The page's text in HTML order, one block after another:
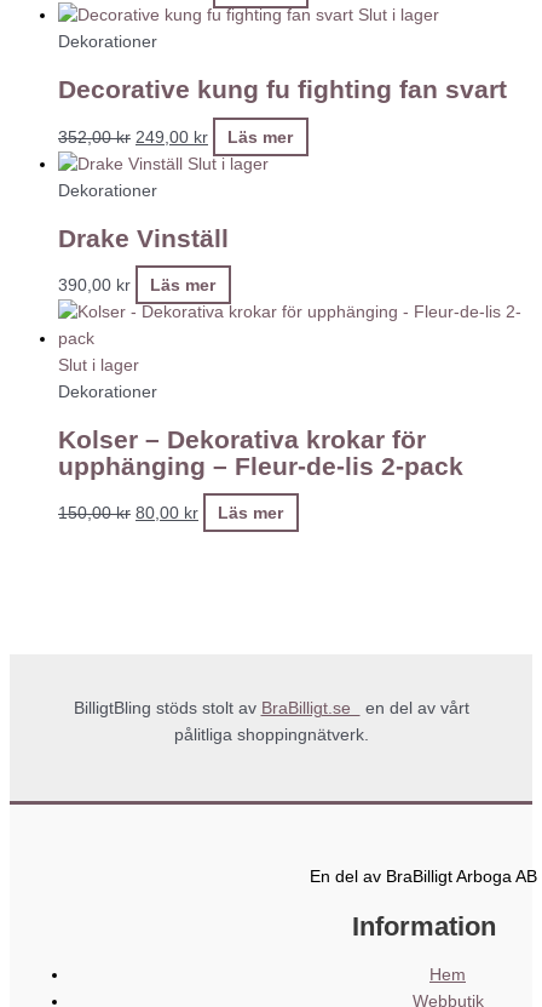
Slut i lager
Dekorationer
Decorative kung fu fighting fan svart
352,00kr 249,00 kr
Läs mer
Slut i lager
Dekorationer
Drake Vinställ
390,00 kr Läs mer
Slut i lager
Dekorationer
Kolser – Dekorativa krokar för
upphänging – Fleur-de-lis 2-pack
150,00kr 80,00 kr Läs mer
BilligtBling stöds stolt av BraBilligt.se
en del av vårt
pålitliga shoppingnätverk.
En del av BraBilligt Arboga AB
Information
Hem
Webbutik